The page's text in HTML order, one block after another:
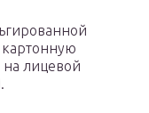
на лицевой